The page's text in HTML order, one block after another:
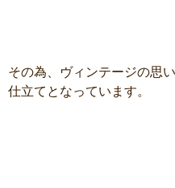
その為、ヴィンテージの思
仕立てとなっています。